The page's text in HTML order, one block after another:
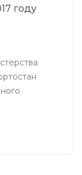
году